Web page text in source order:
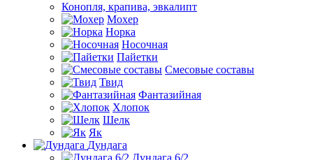
Конопля, крапива, эвкалипт
Мохер
Норка
Носочная
Пайетки
Смесовые составы
Твид
Фантазийная
Хлопок
Шелк
Як
Дундага